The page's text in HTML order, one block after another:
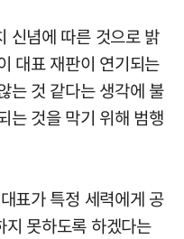
신념에 따른 것으로 밝
대표 재판이 연기되는
는 것 같다는 생각에 불
는 것을 막기 위해 범행
표가 특정 세력에게 공
못하도록 하겠다는